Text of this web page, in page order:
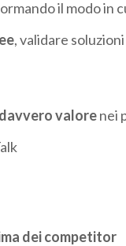
il modo in
, validare
davvero valorenei
dei competitor